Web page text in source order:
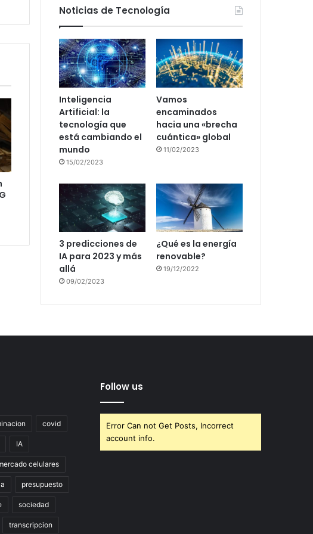
Noticias de Tecnología
Inteligencia
Artificial: la
tecnología que
está cambiando el
mundo
15/02/2023
Vamos
encaminados
hacia una «brecha
cuántica» global
11/02/2023
3 predicciones de
IA para 2023 y más
allá
09/02/2023
¿Qué es la energía
renovable?
19/12/2022
covid
IA
celulares
presupuesto
sociedad
transcripcion
Follow us
Error Can not Get Posts, Incorrect
account info.